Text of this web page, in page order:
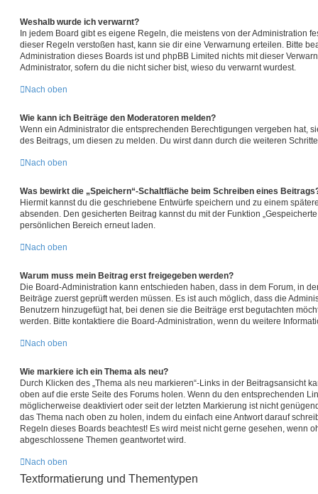
Weshalb wurde ich verwarnt?
In jedem Board gibt es eigene Regeln, die meistens von der Administration
dieser Regeln verstoßen hast, kann sie dir eine Verwarnung erteilen. Bitte
Administration dieses Boards ist und phpBB Limited nichts mit dieser
Administrator, sofern du die nicht sicher bist, wieso du verwarnt wurdest.
Nach oben
Wie kann ich Beiträge den Moderatoren melden?
Wenn ein Administrator die entsprechenden Berechtigungen vergeben hat,
des Beitrags, um diesen zu melden. Du wirst dann durch die weiteren
Nach oben
Was bewirkt die „Speichern“-Schaltfläche beim Schreiben eines
Hiermit kannst du die geschriebene Entwürfe speichern und zu einem
absenden. Den gesicherten Beitrag kannst du mit der Funktion
persönlichen Bereich erneut laden.
Nach oben
Warum muss mein Beitrag erst freigegeben werden?
Die Board-Administration kann entschieden haben, dass in dem Forum, in
Beiträge zuerst geprüft werden müssen. Es ist auch möglich, dass die
Benutzern hinzugefügt hat, bei denen sie die Beiträge erst begutachten
werden. Bitte kontaktiere die Board-Administration, wenn du weitere
Nach oben
Wie markiere ich ein Thema als neu?
Durch Klicken des „Thema als neu markieren“-Links in der Beitragsansicht
oben auf die erste Seite des Forums holen. Wenn du den entsprechenden
möglicherweise deaktiviert oder seit der letzten Markierung ist nicht
das Thema nach oben zu holen, indem du einfach eine Antwort darauf
Regeln dieses Boards beachtest! Es wird meist nicht gerne gesehen, wenn
abgeschlossene Themen geantwortet wird.
Nach oben
Textformatierung und Thementypen